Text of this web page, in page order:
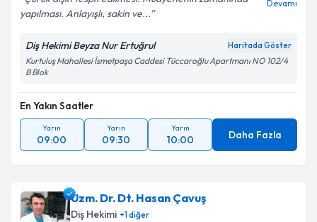
yapılması. Anlayışlı, sakin ve...
Devamı
Diş Hekimi Beyza Nur Ertuğrul Haritada Göster
Kurtuluş Mahallesi İsmetpaşa Caddesi Tüccaroğlu Apartmanı NO 102/4
B Blok
En Yakın Saatler
Yarın
09:00
Yarın
09:30
Yarın
10:00 Daha Fazla
Uzm. Dr. Dt. Hasan Çavuş
Diş Hekimi +1diğer